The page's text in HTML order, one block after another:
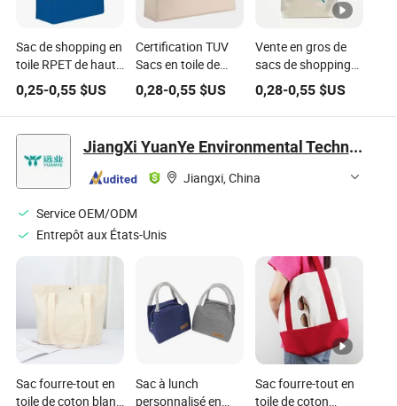
Sac de shopping en
toile RPET de haute
qualité en gros
pour un usage
quotidien et la
promotion de
marque avec
certification
écologique
organique,
design de logo
0,25-0,55 $US
Certification TUV
Sacs en toile de
coton épais
personnalisables
pour travailleurs de
0,28-0,55$US
Vente en gros de
sacs de shopping
en toile de coton
biologique recyclé
imprimés sur
0,28-0,55$US
JiangXi YuanYe Environmental Technology Co., LTD
Jiangxi, China
Service OEM/ODM
Entrepôt aux États-Unis
Sac fourre-tout en
toile de coton blanc
Sac à lunch
personnalisé en
Sac fourre-tout en
toile de coton